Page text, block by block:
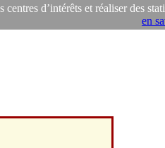
d’intérêts et réaliser des
en